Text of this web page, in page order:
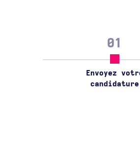
01
Envoyez
candidature